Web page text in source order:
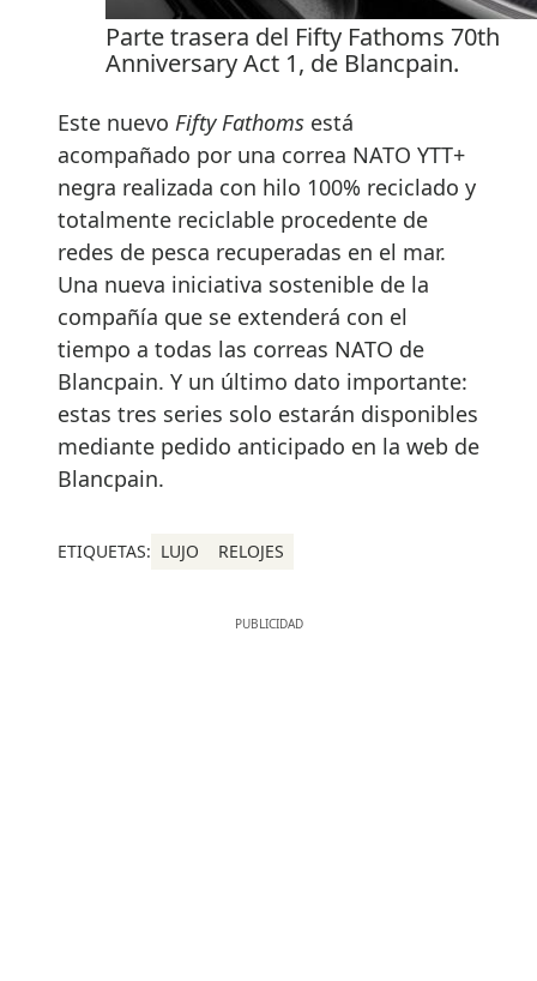
Parte trasera del Fifty Fathoms 70th
Anniversary Act 1, de Blancpain.
Este nuevo Fifty Fathoms está
acompañado por una correa NATO YTT+
negra realizada con hilo 100% reciclado y
totalmente reciclable procedente de
redes de pesca recuperadas en el mar.
Una nueva iniciativa sostenible de la
compañía que se extenderá con el
tiempo a todas las correas NATO de
Blancpain. Y un último dato importante:
estas tres series solo estarán disponibles
mediante pedido anticipado en la web de
Blancpain.
ETIQUETAS: LUJO RELOJES